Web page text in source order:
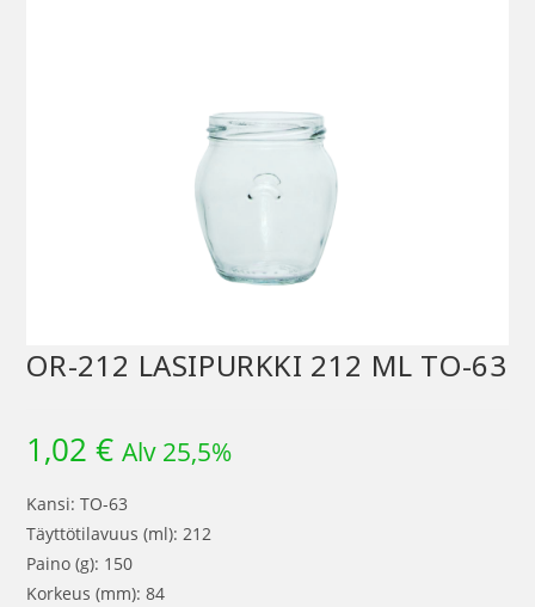
OR-212 LASIPURKKI 212 ML TO-63
1,02€ Alv 25,5%
Kansi: TO-63
Täyttötilavuus (ml): 212
Paino (g): 150
Korkeus (mm): 84